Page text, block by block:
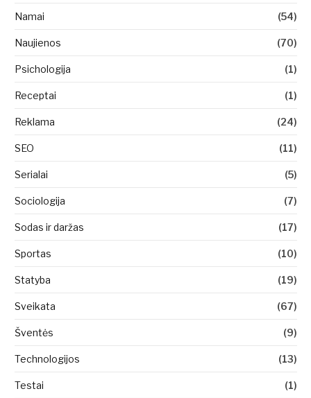
Namai (54)
Naujienos (70)
Psichologija (1)
Receptai (1)
Reklama (24)
SEO (11)
Serialai (5)
Sociologija (7)
Sodas ir daržas (17)
Sportas (10)
Statyba (19)
Sveikata (67)
Šventės (9)
Technologijos (13)
Testai (1)